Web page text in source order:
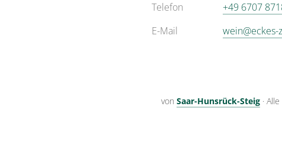
Telefon
+49 6707
E-Mail
von Saar-Hunsrück-Steig ·